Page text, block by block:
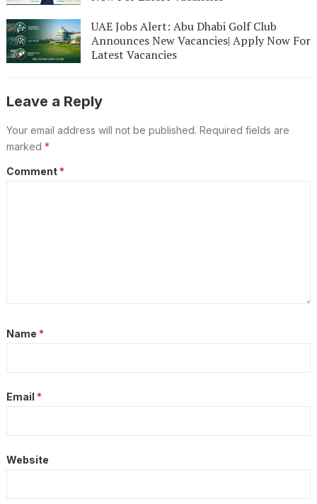
UAE Jobs Alert: Abu Dhabi Golf Club
Announces New Vacancies| Apply Now For
Latest Vacancies
Leave a Reply
Your email address will not be published. Required fields are
marked *
Comment *
Name *
Email *
Website